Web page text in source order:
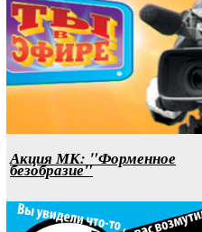
Акция МК: "Форменное
безобразие"